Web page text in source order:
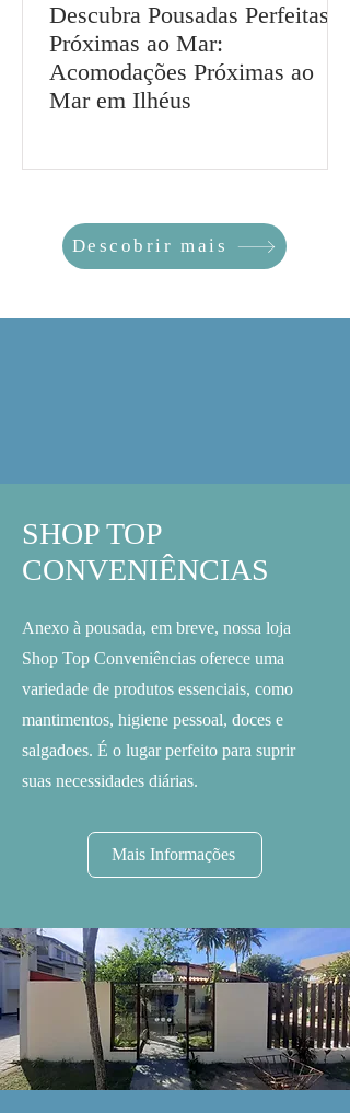
Descubra Pousadas Perfeitas
Próximas ao Mar:
Acomodações Próximas ao
Mar em Ilhéus
Descobrir mais
SHOP TOP
CONVENIÊNCIAS
Anexo à pousada, em breve, nossa loja
Shop Top Conveniências oferece uma
variedade de produtos essenciais, como
mantimentos, higiene pessoal, doces e
salgadoes. É o lugar perfeito para suprir
suas necessidades diárias.
Mais Informações